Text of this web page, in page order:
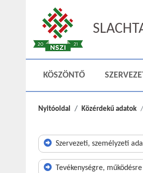
KÖSZÖNTŐ
Nyitóoldal Közérdekű adatok
Szervezeti, személyzeti
Tevékenységre,